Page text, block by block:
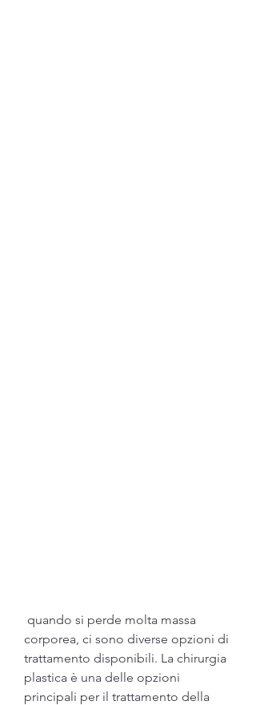
corporea, ci sono diverse opzioni di
trattamento disponibili. La chirurgia
plastica è una delle opzioni
principali per il trattamento della